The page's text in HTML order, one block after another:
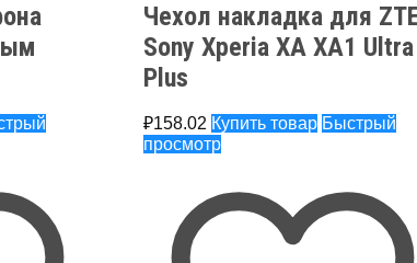
Чехол накладка для
Sony Xperia XA XA1 Ultra
Plus
₽158.02 Купить товар Быстрый
просмотр